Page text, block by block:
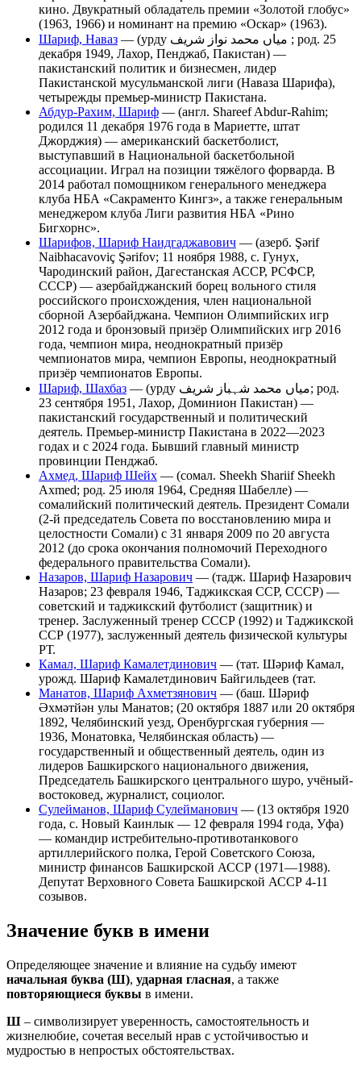
кино. Двукратный обладатель премии «Золотой глобус»
(1963, 1966) и номинант на премию «Оскар» (1963).
Шариф, Наваз — (урду میاں محمد نواز شریف ‎; род. 25
декабря 1949, Лахор, Пенджаб, Пакистан) —
пакистанский политик и бизнесмен, лидер
Пакистанской мусульманской лиги (Наваза Шарифа),
четырежды премьер-министр Пакистана.
Абдур-Рахим, Шариф — (англ. Shareef Abdur-Rahim;
родился 11 декабря 1976 года в Мариетте, штат
Джорджия) — американский баскетболист,
выступавший в Национальной баскетбольной
ассоциации. Играл на позиции тяжёлого форварда. В
2014 работал помощником генерального менеджера
клуба НБА «Сакраменто Кингз», а также генеральным
менеджером клуба Лиги развития НБА «Рино
Бигхорнс».
Шарифов, Шариф Наидгаджавович — (азерб. Şərif
Naibhacavoviç Şərifov; 11 ноября 1988, с. Гунух,
Чародинский район, Дагестанская АССР, РСФСР,
СССР) — азербайджанский борец вольного стиля
российского происхождения, член национальной
сборной Азербайджана. Чемпион Олимпийских игр
2012 года и бронзовый призёр Олимпийских игр 2016
года, чемпион мира, неоднократный призёр
чемпионатов мира, чемпион Европы, неоднократный
призёр чемпионатов Европы.
Шариф, Шахбаз — (урду میاں محمد شہباز شریف‎; род.
23 сентября 1951, Лахор, Доминион Пакистан) —
пакистанский государственный и политический
деятель. Премьер-министр Пакистана в 2022—2023
годах и с 2024 года. Бывший главный министр
провинции Пенджаб.
Ахмед, Шариф Шейх — (сомал. Sheekh Shariif Sheekh
Axmed; род. 25 июля 1964, Средняя Шабелле) —
сомалийский политический деятель. Президент Сомали
(2-й председатель Совета по восстановлению мира и
целостности Сомали) c 31 января 2009 по 20 августа
2012 (до срока окончания полномочий Переходного
федерального правительства Сомали).
Назаров, Шариф Назарович — (тадж. Шариф Назарович
Назаров; 23 февраля 1946, Таджикская ССР, СССР) —
советский и таджикский футболист (защитник) и
тренер. Заслуженный тренер СССР (1992) и Таджикской
ССР (1977), заслуженный деятель физической культуры
РТ.
Камал, Шариф Камалетдинович — (тат. Шәриф Камал,
урожд. Шариф Камалетдинович Байгильдеев (тат.
Манатов, Шариф Ахметзянович — (баш. Шәриф
Әхмәтйән улы Манатов; (20 октября 1887 или 20 октября
1892, Челябинский уезд, Оренбургская губерния —
1936, Монатовка, Челябинская область) —
государственный и общественный деятель, один из
лидеров Башкирского национального движения,
Председатель Башкирского центрального шуро, учёный-
востоковед, журналист, социолог.
Сулейманов, Шариф Сулейманович — (13 октября 1920
года, с. Новый Каинлык — 12 февраля 1994 года, Уфа)
— командир истребительно-противотанкового
артиллерийского полка, Герой Советского Союза,
министр финансов Башкирской АССР (1971—1988).
Депутат Верховного Совета Башкирской АССР 4-11
созывов.
Значение букв в имени
Определяющее значение и влияние на судьбу имеют
начальная буква (Ш), ударная гласная, а также
повторяющиеся буквы в имени.
Ш – символизирует уверенность, самостоятельность и
жизнелюбие, сочетая веселый нрав с устойчивостью и
мудростью в непростых обстоятельствах.